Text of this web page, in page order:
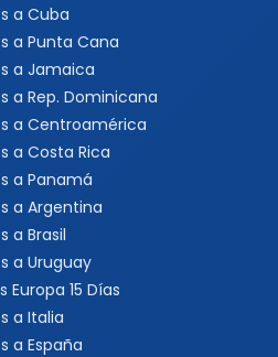
a Cuba
a Punta Cana
a Jamaica
a Rep. Dominicana
a Centroamérica
a Costa Rica
a Panamá
a Argentina
a Brasil
a Uruguay
Europa 15 Días
a Italia
a España